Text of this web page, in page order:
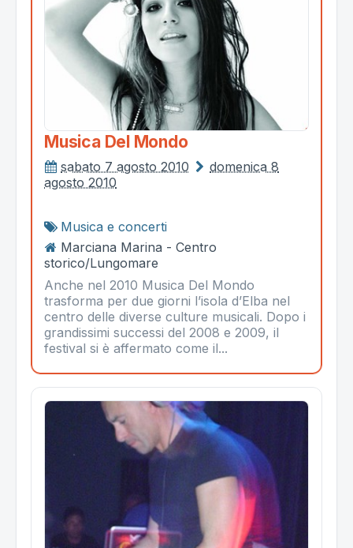
Musica Del Mondo
sabato 7 agosto 2010
domenica 8
agosto 2010
Musica e concerti
Marciana Marina - Centro
storico/Lungomare
Anche nel 2010 Musica Del Mondo
trasforma per due giorni l’isola d’Elba nel
centro delle diverse culture musicali. Dopo i
grandissimi successi del 2008 e 2009, il
festival si è affermato come il...